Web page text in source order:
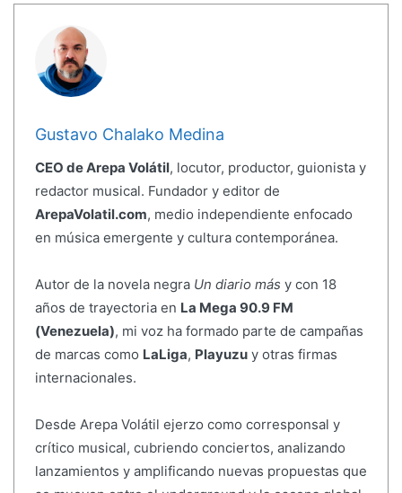
Gustavo Chalako Medina
CEO de Arepa Volátil, locutor, productor, guionista y
redactor musical. Fundador y editor de
ArepaVolatil.com, medio independiente enfocado
en música emergente y cultura contemporánea.
Autor de la novela negra Un diario más y con 18
años de trayectoria en La Mega 90.9 FM
(Venezuela), mi voz ha formado parte de campañas
de marcas como LaLiga, Playuzuy otras firmas
internacionales.
Desde Arepa Volátil ejerzo como corresponsal y
crítico musical, cubriendo conciertos, analizando
lanzamientos y amplificando nuevas propuestas que